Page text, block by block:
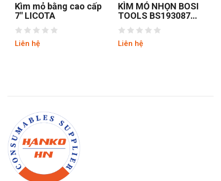
KÌM MỎ NHỌN BOSI
TOOLS BS193087
8INCH/200MM
Liên hệ
Kìm mỏ nhọn Fujiya
350-200
Liên hệ